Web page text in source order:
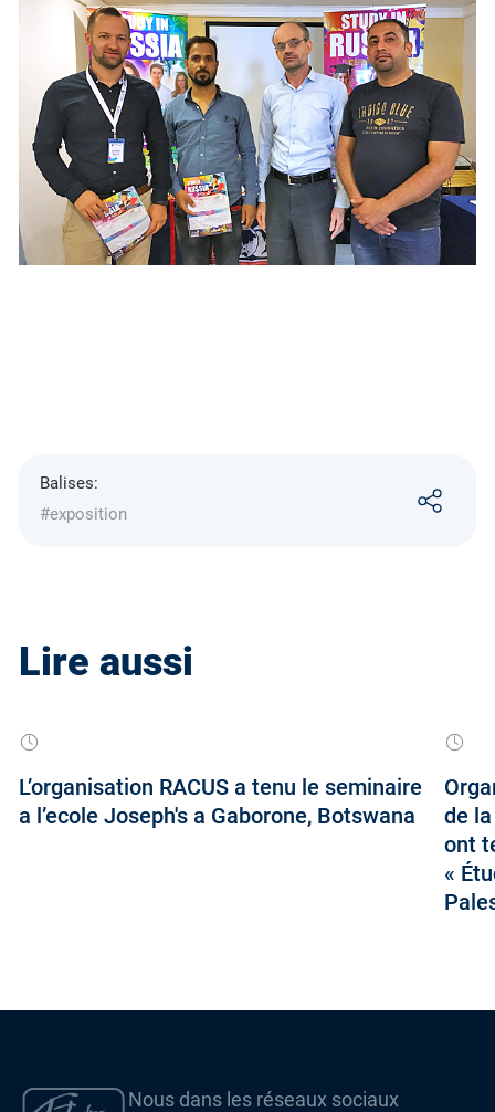
Balises:
#exposition
Lire aussi
L’organisation RACUS a tenu le seminaire
a l’ecole Joseph's a Gaborone, Botswana
de
ont
«
Nous dans les réseaux sociaux